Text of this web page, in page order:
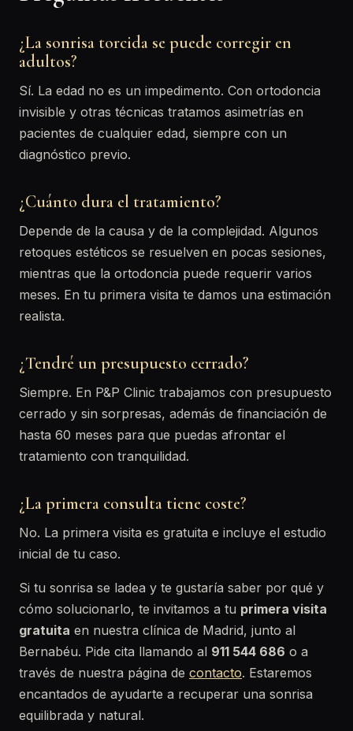
¿La sonrisa torcida se puede corregir en
adultos?
Sí. La edad no es un impedimento. Con ortodoncia
invisible y otras técnicas tratamos asimetrías en
pacientes de cualquier edad, siempre con un
diagnóstico previo.
¿Cuánto dura el tratamiento?
Depende de la causa y de la complejidad. Algunos
retoques estéticos se resuelven en pocas sesiones,
mientras que la ortodoncia puede requerir varios
meses. En tu primera visita te damos una estimación
realista.
¿Tendré un presupuesto cerrado?
Siempre. En P&P Clinic trabajamos con presupuesto
cerrado y sin sorpresas, además de financiación de
hasta 60 meses para que puedas afrontar el
tratamiento con tranquilidad.
¿La primera consulta tiene coste?
No. La primera visita es gratuita e incluye el estudio
inicial de tu caso.
Si tu sonrisa se ladea y te gustaría saber por qué y
cómo solucionarlo, te invitamos a tu primera visita
gratuita en nuestra clínica de Madrid, junto al
Bernabéu. Pide cita llamando al 911 544 686 o a
través de nuestra página de contacto. Estaremos
encantados de ayudarte a recuperar una sonrisa
equilibrada y natural.